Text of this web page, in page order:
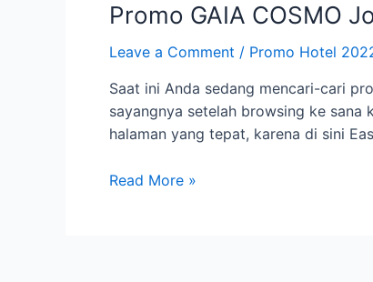
Promo GAIA COSMO
Leave a Comment / Promo Hotel
Saat ini Anda sedang mencari-cari
sayangnya setelah browsing ke
halaman yang tepat, karena di sini
Promo
Read More »